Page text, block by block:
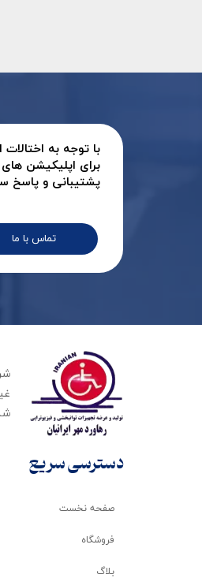
تماس با ما
با توجه به
برای اپلیکیشن
پشتیبانی و پاسخ
صفحه نخست
فروشگاه
بلاگ
دسترسی سریع